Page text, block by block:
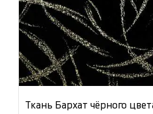
Ткань Бархат чёрного